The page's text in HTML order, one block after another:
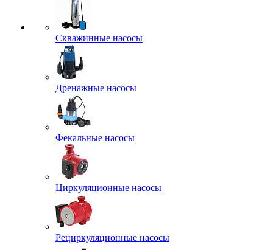
Скважинные насосы
Дренажные насосы
Фекальные насосы
Циркуляционные насосы
Рециркуляционные насосы